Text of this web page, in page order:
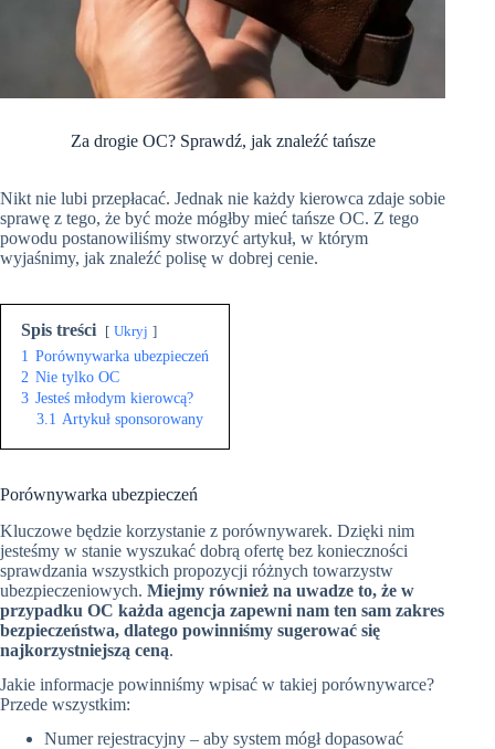
Za drogie OC? Sprawdź, jak znaleźć tańsze
Nikt nie lubi przepłacać. Jednak nie każdy kierowca zdaje sobie
sprawę z tego, że być może mógłby mieć tańsze OC. Z tego
powodu postanowiliśmy stworzyć artykuł, w którym
wyjaśnimy, jak znaleźć polisę w dobrej cenie.
Spis treści Ukryj
1 Porównywarka ubezpieczeń
2 Nie tylko OC
3 Jesteś młodym kierowcą?
3.1 Artykuł sponsorowany
Porównywarka ubezpieczeń
Kluczowe będzie korzystanie z porównywarek. Dzięki nim
jesteśmy w stanie wyszukać dobrą ofertę bez konieczności
sprawdzania wszystkich propozycji różnych towarzystw
ubezpieczeniowych. Miejmy również na uwadze to, że w
przypadku OC każda agencja zapewni nam ten sam zakres
bezpieczeństwa, dlatego powinniśmy sugerować się
najkorzystniejszą ceną.
Jakie informacje powinniśmy wpisać w takiej porównywarce?
Przede wszystkim:
Numer rejestracyjny – aby system mógł dopasować